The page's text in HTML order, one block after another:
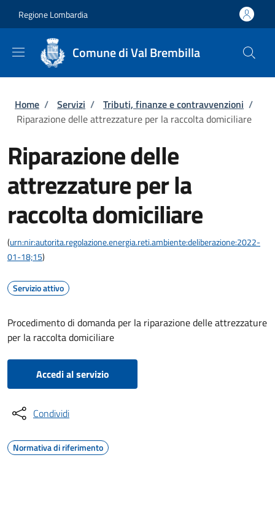
Regione Lombardia
Comune di Val Brembilla
Briciole di pane
Home / Servizi / Tributi, finanze e contravvenzioni /
Riparazione delle attrezzature per la raccolta domiciliare
Riparazione delle
attrezzature per la
raccolta domiciliare
(urn:nir:autorita.regolazione.energia.reti.ambiente:deliberazione:2022-
01-18;15)
Servizio attivo
Procedimento di domanda per la riparazione delle attrezzature
per la raccolta domiciliare
Accedi al servizio
Condividi
Normativa di riferimento